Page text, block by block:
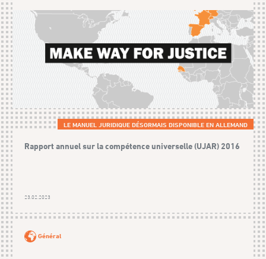
LE MANUEL JURIDIQUE DÉSORMAIS DISPONIBLE EN ALLEMAND
Rapport annuel sur la compétence universelle (UJAR) 2016
23.02.2023
Général